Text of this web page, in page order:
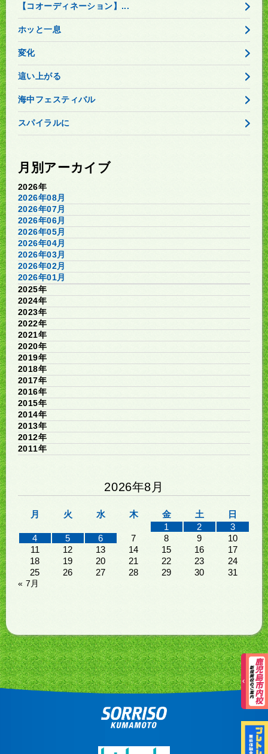
【コオーディネーション】...
ホッと一息
変化
這い上がる
海中フェスティバル
スパイラルに
月別アーカイブ
2026年
2026年08月
2026年07月
2026年06月
2026年05月
2026年04月
2026年03月
2026年02月
2026年01月
2025年
2024年
2023年
2022年
2021年
2020年
2019年
2018年
2017年
2016年
2015年
2014年
2013年
2012年
2011年
2026年8月
月 火 水 木 金 土
日
1
2
3
4
5 6 7 8 9
10
11
12 13 14 15 16
17
18
19 20 21 22 23
24
25
26 27 28 29 30 31
« 7月